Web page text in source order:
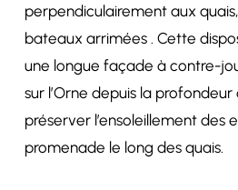
perpendiculairement aux
bateaux arrimées . Cette
une longue façade à contre-
sur l’Orne depuis la
préserver l’ensoleillement des
promenade le long des quais.